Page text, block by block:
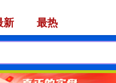
新 最热